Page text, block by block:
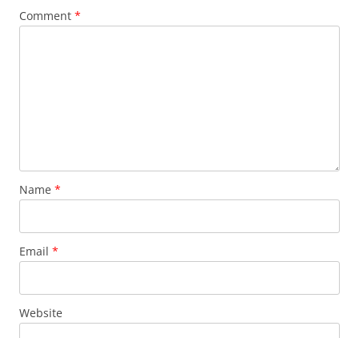
Comment *
Name *
Email *
Website